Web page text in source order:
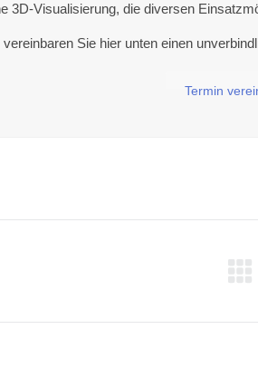
3D-Visualisierung, die diversen
vereinbaren Sie hier unten einen
Termin